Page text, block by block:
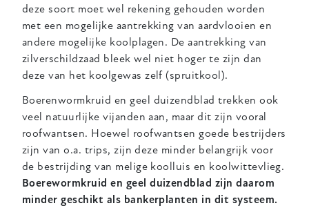
deze soort moet wel rekening gehouden worden
met een mogelijke aantrekking van aardvlooien en
andere mogelijke koolplagen. De aantrekking van
zilverschildzaad bleek wel niet hoger te zijn dan
deze van het koolgewas zelf (spruitkool).
Boerenwormkruid en geel duizendblad trekken ook
veel natuurlijke vijanden aan, maar dit zijn vooral
roofwantsen. Hoewel roofwantsen goede bestrijders
zijn van o.a. trips, zijn deze minder belangrijk voor
de bestrijding van melige koolluis en koolwittevlieg.
Boerewormkruid en geel duizendblad zijn daarom
minder geschikt als bankerplanten in dit systeem.